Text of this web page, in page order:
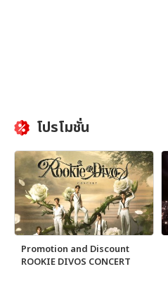
โปรโมชั่น
Promotion and Discount
ROOKIE DIVOS CONCERT